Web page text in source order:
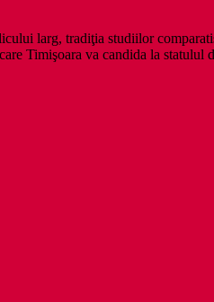
larg, tradiţia studiilor
Timişoara va candida la statulul